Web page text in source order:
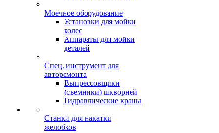
Моечное оборудование
Установки для мойки
колес
Аппараты для мойки
деталей
Спец. инструмент для
авторемонта
Выпрессовщики
(съемники) шкворней
Гидравлические краны
Станки для накатки
желобков